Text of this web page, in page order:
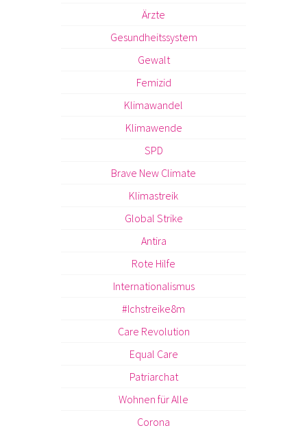
Ärzte
Gesundheitssystem
Gewalt
Femizid
Klimawandel
Klimawende
SPD
Brave New Climate
Klimastreik
Global Strike
Antira
Rote Hilfe
Internationalismus
#Ichstreike8m
Care Revolution
Equal Care
Patriarchat
Wohnen für Alle
Corona